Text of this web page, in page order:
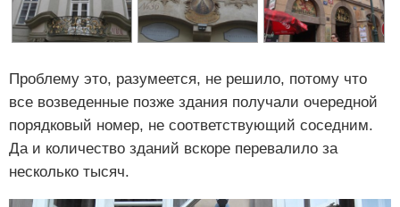
Проблему это, разумеется, не решило, потому что
все возведенные позже здания получали очередной
порядковый номер, не соответствующий соседним.
Да и количество зданий вскоре перевалило за
несколько тысяч.